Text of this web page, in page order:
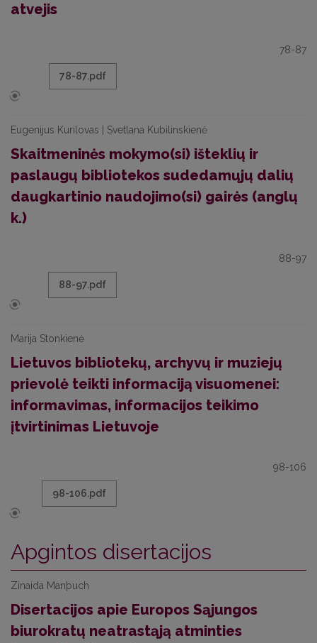
atvejis
78-87
78-87.pdf
Eugenijus Kurilovas | Svetlana Kubilinskienė
Skaitmeninės mokymo(si) išteklių ir
paslaugų bibliotekos sudedamųjų dalių
daugkartinio naudojimo(si) gairės (anglų
k.)
88-97
88-97.pdf
Marija Stonkienė
Lietuvos bibliotekų, archyvų ir muziejų
prievolė teikti informaciją visuomenei:
informavimas, informacijos teikimo
įtvirtinimas Lietuvoje
98-106
98-106.pdf
Apgintos disertacijos
Zinaida Manþuch
Disertacijos apie Europos Sąjungos
biurokratų neatrastąją atminties